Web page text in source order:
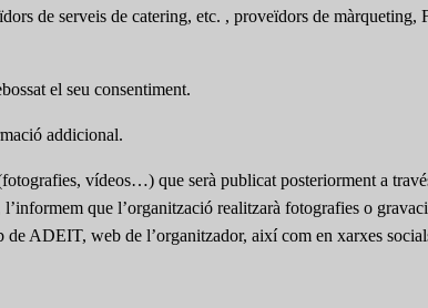
de serveis de catering, etc. , proveïdors de màrqueting,
el seu consentiment.
addicional.
vídeos…) que serà publicat posteriorment a
que l’organització realitzarà fotografies o
ADEIT, web de l’organitzador, així com en xarxes